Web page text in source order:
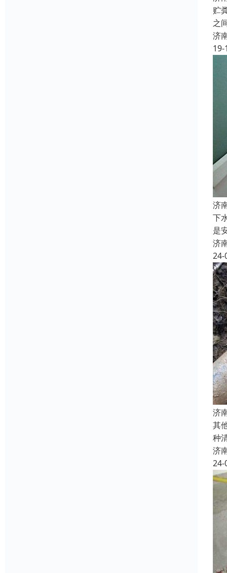
贮
之
济
19-
济
下
是
济
24-
济
其
种
济
24-